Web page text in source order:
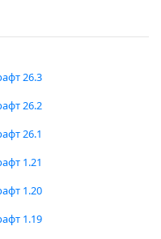
26.3
26.2
26.1
1.21
1.20
1.19